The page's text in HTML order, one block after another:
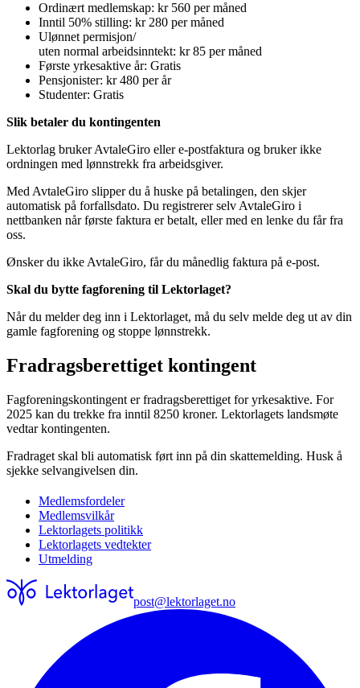
Ordinært medlemskap: kr 560 per måned
Inntil 50% stilling: kr 280 per måned
Ulønnet permisjon/
uten normal arbeidsinntekt: kr 85 per måned
Første yrkesaktive år: Gratis
Pensjonister: kr 480 per år
Studenter: Gratis
Slik betaler du kontingenten
Lektorlag bruker AvtaleGiro eller e-postfaktura og bruker ikke
ordningen med lønnstrekk fra arbeidsgiver.
Med AvtaleGiro slipper du å huske på betalingen, den skjer
automatisk på forfallsdato. Du registrerer selv AvtaleGiro i
nettbanken når første faktura er betalt, eller med en lenke du får fra
oss.
Ønsker du ikke AvtaleGiro, får du månedlig faktura på e-post.
Skal du bytte fagforening til Lektorlaget?
Når du melder deg inn i Lektorlaget, må du selv melde deg ut av din
gamle fagforening og stoppe lønnstrekk.
Fradragsberettiget kontingent
Fagforeningskontingent er fradragsberettiget for yrkesaktive. For
2025 kan du trekke fra inntil 8250 kroner. Lektorlagets landsmøte
vedtar kontingenten.
Fradraget skal bli automatisk ført inn på din skattemelding. Husk å
sjekke selvangivelsen din.
Medlemsfordeler
Medlemsvilkår
Lektorlagets politikk
Lektorlagets vedtekter
Utmelding
post@lektorlaget.no